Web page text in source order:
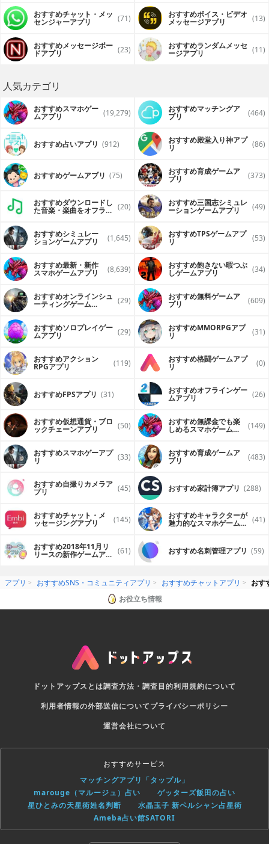
おすすめチャット・メッ
センジャーアプリ (71) おすすめボイス・ビデオ
メッセージアプリ (13)
おすすめメッセージボー
ドアプリ (23) おすすめランダムメッセ
ージアプリ (11)
人気カテゴリ
おすすめスマホゲー
ムアプリ (19,279) おすすめマッチングア
プリ (464)
おすすめ占いアプリ (912) おすすめ殿堂入り神アプ
リ (86)
おすすめゲームアプリ (75) おすすめ育成ゲームア
プリ (373)
おすすめダウンロードし
た音楽・楽曲をオフライ (20) おすすめ三国志シミュレ
ーションゲームアプリ (49)
おすすめシミュレー
ションゲームアプリ (1,645) おすすめTPSゲームアプ
リ (53)
おすすめ最新・新作
スマホゲームアプリ (8,639) おすすめ飽きない暇つぶ
しゲームアプリ (34)
おすすめオンラインシュ
ーティングゲーム (29) おすすめ無料ゲームア
プリ (609)
おすすめソロプレイゲー
ムアプリ (29) おすすめ MMORPGアプ
リ (31)
おすすめアクション
RPGアプリ (119) おすすめ格闘ゲームアプ
リ (0)
おすすめFPSアプリ (31) おすすめオフラインゲー
ムアプリ (26)
おすすめ仮想通貨・ブロ
ックチェーンアプリ (50) おすすめ無課金でも楽
しめるスマホゲームア (149)
おすすめスマホゲーアプ
リ (33) おすすめ育成ゲームア
プリ (483)
おすすめ自撮りカメラア
プリ (45) おすすめ家計簿アプリ (288)
おすすめチャット・メ
ッセージングアプリ (145) おすすめキャラクターが
魅力的なスマホゲームア (41)
おすすめ2018年11月リ
リースの新作ゲームアプ (61) おすすめ名刺管理アプリ (59)
アプリ おすすめSNS・コミュニティアプリ おすすめチャットアプリ
おす
お役立ち情報
ドットアップスとは調査方法・調査目的利用規約について
利用者情報の外部送信についてプライバシーポリシー
運営会社について
おすすめサービス
マッチングアプリ「タップル」
marouge（マルージュ）占い
ゲッターズ飯田の占い
星ひとみの天星術姓名判断
水晶玉子 新ペルシャン占星術
Ameba占い館SATORI